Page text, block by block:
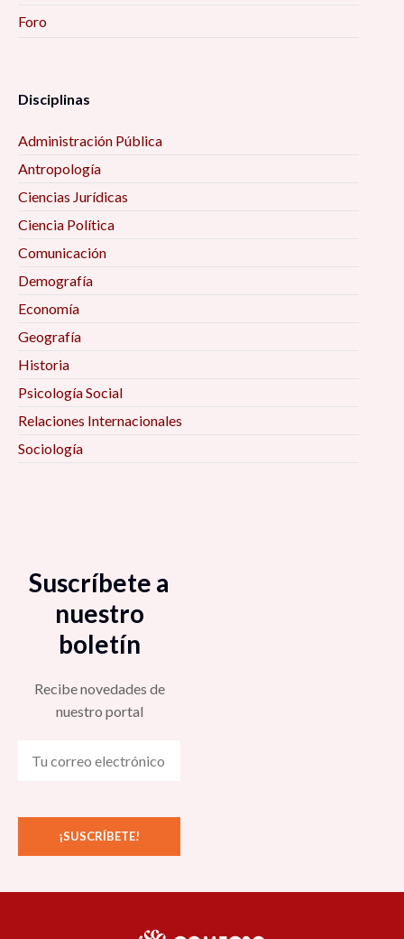
Foro
Disciplinas
Administración Pública
Antropología
Ciencias Jurídicas
Ciencia Política
Comunicación
Demografía
Economía
Geografía
Historia
Psicología Social
Relaciones Internacionales
Sociología
Suscríbete a
nuestro
boletín
Recibe novedades de
nuestro portal